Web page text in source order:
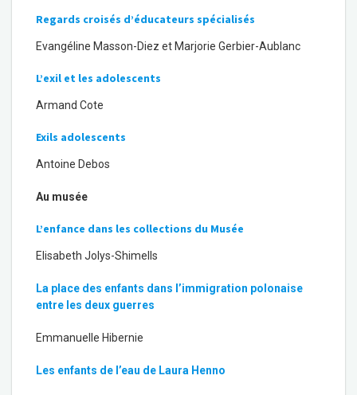
Regards croisés d’éducateurs spécialisés
Evangéline Masson-Diez et Marjorie Gerbier-Aublanc
L’exil et les adolescents
Armand Cote
Exils adolescents
Antoine Debos
Au musée
L’enfance dans les collections du Musée
Elisabeth Jolys-Shimells
La place des enfants dans l’immigration polonaise
entre les deux guerres
Emmanuelle Hibernie
Les enfants de l’eau de Laura Henno